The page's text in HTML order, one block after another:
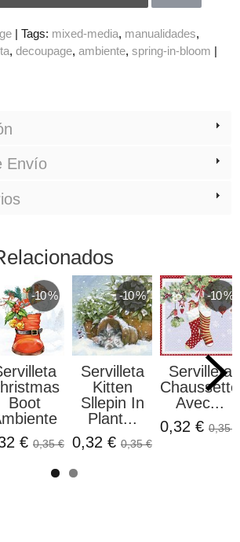
Tags: mixed-media manualidades
decoupage ambiente spring-in-bloom
Envío
-10 %
Boot
€ 0,35 €
-10 %
Servilleta
Kitten
Sllepin In
Plant...
0,32 € 0,35 €
-10 %
Servilleta
Avec...
0,32 € 0,35 €